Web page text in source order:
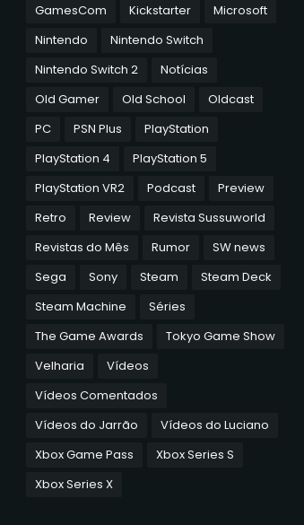
GamesCom
Kickstarter
Microsoft
Nintendo
Nintendo Switch
Nintendo Switch 2
Notícias
Old Gamer
Old School
Oldcast
PC
PSN Plus
PlayStation
PlayStation 4
PlayStation 5
PlayStation VR2
Podcast
Preview
Retro
Review
Revista Sussuworld
Revistas do Mês
Rumor
SW news
Sega
Sony Steam
Steam Deck
Steam Machine
Séries
The Game Awards
Tokyo Game Show
Velharia
Vídeos
Vídeos Comentados
Vídeos do Jarrão
Vídeos do Luciano
Xbox Game Pass
Xbox Series S
Xbox Series X